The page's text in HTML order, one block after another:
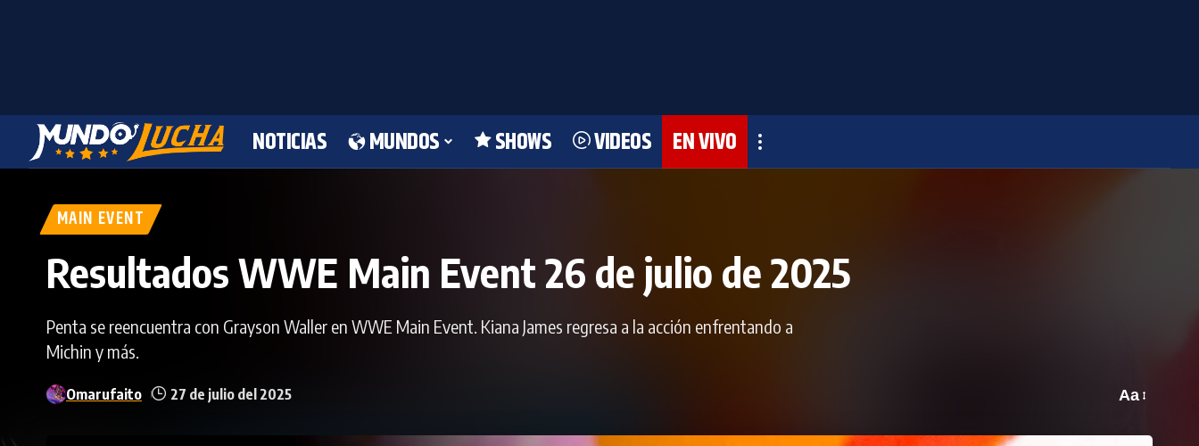
NOTICIAS MUNDOS SHOWS VIDEOS EN VIVO
MAIN EVENT
Resultados WWE Main Event 26 de julio de 2025
Penta se reencuentra con Grayson Waller en WWE Main Event. Kiana James regresa a la acción enfrentando a
Michin y más.
Omarufaito 27 de julio del 2025 Aa